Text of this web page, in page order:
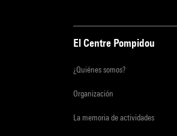
El Centre Pompidou
¿Quiénes somos?
Organización
La memoria de actividades